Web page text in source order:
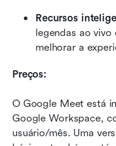
Recursos
legendas ao
melhorar a
Preços:
O Google Meet está
Google Workspace,
usuário/mês. Uma